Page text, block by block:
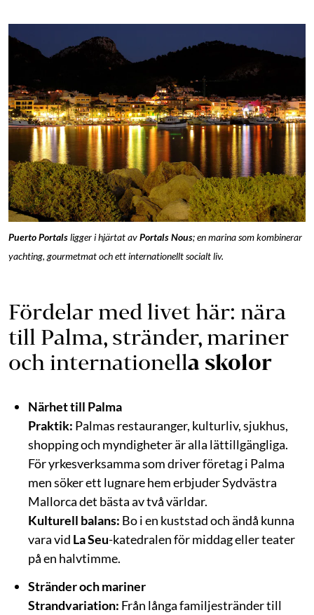
Puerto Portalsligger i hjärtat avPortals Nous; en marina som kombinerar
yachting, gourmetmat och ett internationellt socialt liv.
Fördelar med livet här: nära
till Palma, stränder, mariner
och internationella skolor
Närhet till Palma
Praktik: Palmas restauranger, kulturliv, sjukhus,
shopping och myndigheter är alla lättillgängliga.
För yrkesverksamma som driver företag i Palma
men söker ett lugnare hem erbjuder Sydvästra
Mallorca det bästa av två världar.
Kulturell balans: Bo i en kuststad och ändå kunna
vara vid La Seu-katedralen för middag eller teater
på en halvtimme.
Stränder och mariner
Strandvariation: Från långa familjestränder till